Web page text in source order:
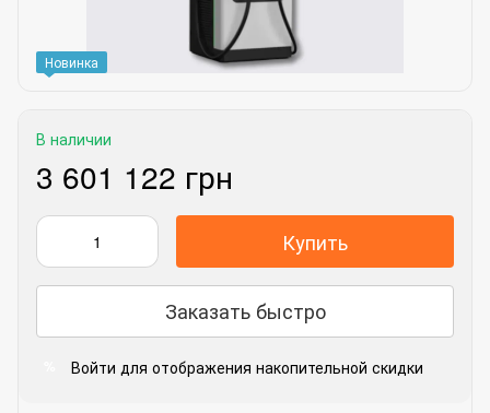
Новинка
В наличии
3 601 122 грн
Купить
Заказать быстро
Войти для отображения накопительной скидки